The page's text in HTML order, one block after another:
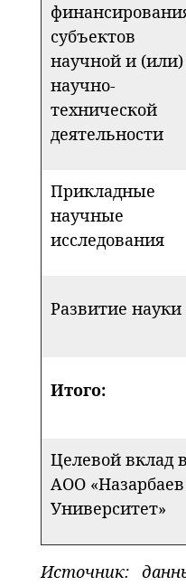
субъектов
научной и (или)
научно-
технической
деятельности
Прикладные
научные
исследования
Развитие науки
Итого:
Целевой вклад в
АОО «Назарбаев
Университет»
Источник: